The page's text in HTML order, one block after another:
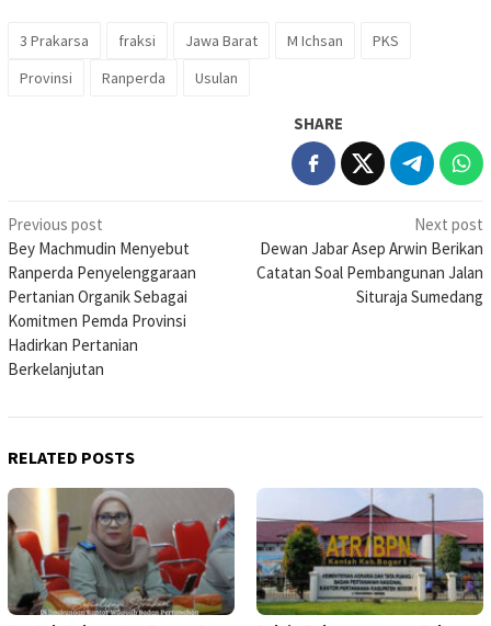
3 Prakarsa fraksi Jawa Barat M Ichsan
PKS
Provinsi
Ranperda Usulan
SHARE
Post
navigation
Previous post
Bey Machmudin Menyebut
Ranperda Penyelenggaraan
Pertanian Organik Sebagai
Komitmen Pemda Provinsi
Hadirkan Pertanian
Berkelanjutan
Next post
Dewan Jabar Asep Arwin Berikan
Catatan Soal Pembangunan Jalan
Situraja Sumedang
RELATED POSTS